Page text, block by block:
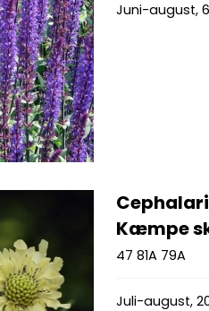
Juni-august,
Kæmpe
47 81A 79A
Juli-august,